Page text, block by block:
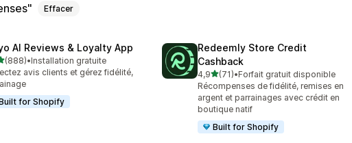
Effacer
AI Reviews & Loyalty App
sur 5
(888)au total
•Installation gratuite
avis clients et gérez fidélité,
for Shopify
Redeemly Store Credit
Cashback
4,9étoile(s) sur 5
(71)
71 avis au total
•Forfait gratuit disponible
Récompenses de fidélité, remises en
argent et parrainages avec crédit en
boutique natif
Built for Shopify